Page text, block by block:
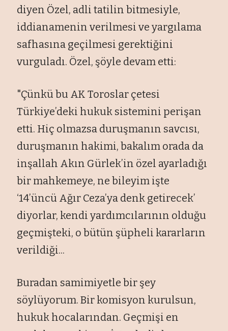
diyen Özel, adli tatilin bitmesiyle,
iddianamenin verilmesi ve yargılama
safhasına geçilmesi gerektiğini
vurguladı. Özel, şöyle devam etti:
"Çünkü bu AK Toroslar çetesi
Türkiye’deki hukuk sistemini perişan
etti. Hiç olmazsa duruşmanın savcısı,
duruşmanın hakimi, bakalım orada da
inşallah Akın Gürlek’in özel ayarladığı
bir mahkemeye, ne bileyim işte
‘14’üncü Ağır Ceza’ya denk getirecek’
diyorlar, kendi yardımcılarının olduğu
geçmişteki, o bütün şüpheli kararların
verildiği...
Buradan samimiyetle bir şey
söylüyorum. Bir komisyon kurulsun,
hukuk hocalarından. Geçmişi en